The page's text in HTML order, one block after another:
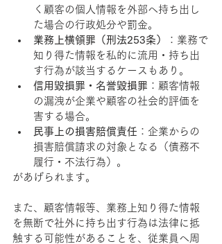
く顧客の個人情報を外部へ持ち出し
た場合の行政処分や罰金。
業務上横領罪（刑法253条）
：業務で
知り得た情報を私的に流用・持ち出
す行為が該当するケースもあり。
信用毀損罪・名誉毀損罪 ：顧客情報
の漏洩が企業や顧客の社会的評価を
害する場合。
民事上の損害賠償責任 ：企業からの
損害賠償請求の対象となる（債務不
履行・不法行為）。
があげられます。
また、顧客情報等、業務上知り得た情報
を無断で社外に持ち出す行為は法律に抵
触する可能性があることを、従業員へ周